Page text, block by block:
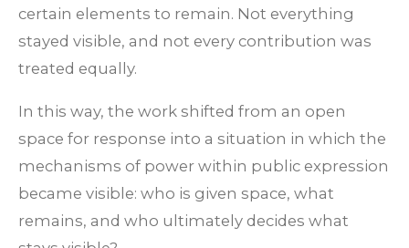
certain elements to remain. Not everything
stayed visible, and not every contribution was
treated equally.
In this way, the work shifted from an open
space for response into a situation in which the
mechanisms of power within public expression
became visible: who is given space, what
remains, and who ultimately decides what